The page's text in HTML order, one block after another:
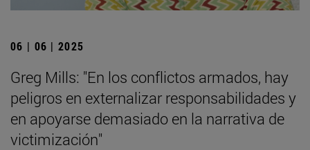
06 | 06 | 2025
Greg Mills: "En los conflictos armados, hay
peligros en externalizar responsabilidades y
en apoyarse demasiado en la narrativa de
victimización"